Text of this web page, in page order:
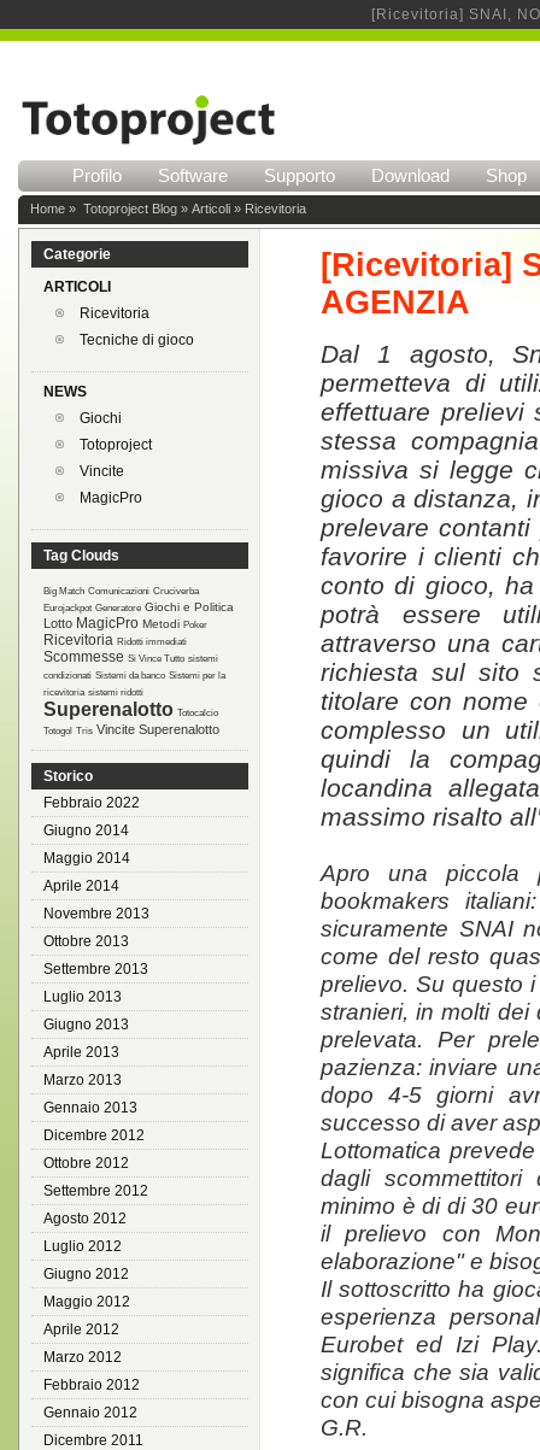
[Ricevitoria] SNAI,
Profilo Software Supporto Download Shop
Home » Totoproject Blog » Articoli » Ricevitoria
Categorie
ARTICOLI
Ricevitoria
Tecniche di gioco
NEWS
Giochi
Totoproject
Vincite
MagicPro
Tag Clouds
Big Match Comunicazioni Cruciverba
Eurojackpot Generatore Giochi e Politica
Lotto MagicPro Metodi Poker
Ricevitoria Ridotti immediati
Scommesse Si Vince Tutto sistemi
condizionati Sistemi da banco Sistemi per la
ricevitoria sistemi ridotti
Superenalotto Totocalcio
Totogol Tris Vincite Superenalotto
Storico
Febbraio 2022
Giugno 2014
Maggio 2014
Aprile 2014
Novembre 2013
Ottobre 2013
Settembre 2013
Luglio 2013
Giugno 2013
Aprile 2013
Marzo 2013
Gennaio 2013
Dicembre 2012
Ottobre 2012
Settembre 2012
Agosto 2012
Luglio 2012
Giugno 2012
Maggio 2012
Aprile 2012
Marzo 2012
Febbraio 2012
Gennaio 2012
Dicembre 2011
[Ricevitoria]
AGENZIA
Dal 1 agosto,
permetteva di
effettuare prelievi
stessa
missiva si legge
gioco a distanza,
prelevare
favorire i clienti
conto di gioco,
potrà essere
attraverso una
richiesta sul sito
titolare con
complesso un
quindi la
locandina
massimo risalto
Apro una piccola
bookmakers
sicuramente SNAI
come del resto
prelievo. Su questo
stranieri, in molti
prelevata. Per
pazienza: inviare
dopo 4-5 giorni
successo di aver
Lottomatica
dagli
minimo è di di 30
il prelievo con
elaborazione" e
Il sottoscritto ha
esperienza
Eurobet ed Izi
significa che sia
con cui bisogna
G.R.